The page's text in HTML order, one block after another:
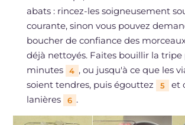
abats : rincez-les soigneusement
courante, sinon vous pouvez
boucher de confiance des
déjà nettoyés. Faites bouillir la
minutes
4 , ou jusqu'à ce que les
soient tendres, puis égouttez
5
et
lanières
6 .